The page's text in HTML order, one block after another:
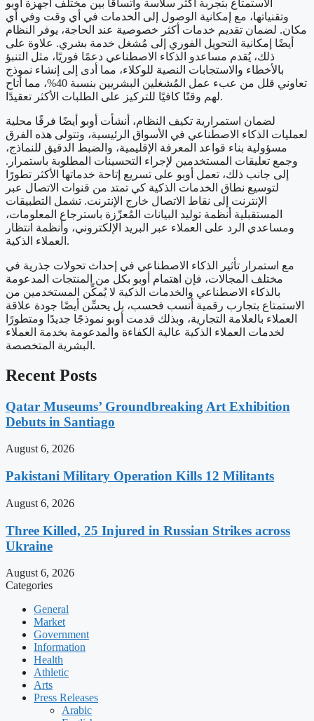
الاستمتاع بتجربة أكثر سلاسة واتساقًا بين مختلف أجهزة أوبو
وتقنياتها، مع إمكانية الوصول إلى الخدمات في أي وقت وفي أي
مكان. لضمان تقديم خدمات أكثر خصوصية عند الحاجة، يوفر النظام
أيضًا إمكانية التحويل الفوري إلى مُشغل خدمة بشري. علاوة على
ذلك، يُقدم مساعدو الذكاء الاصطناعي دعمًا فوريًا، مثل التنبؤ
بالأخطاء والاستجابات النصية للوكلاء، مما أدى إلى إنشاء نموذج
تعاوني قلل من عبء عمل المُشغلين البشريين بنسبة 40%، مما أتاح
لهم وقتًا كافيًا للتركيز على الطلبات الأكثر تعقيدًا.
لضمان استمرارية تكيف النظام، أنشأت أوبو أيضًا فرقًا محلية
لعمليات الذكاء الاصطناعي في الأسواق الرئيسية، وتتولى هذه الفرق
مسؤولية بناء قواعد المعرفة الإقليمية، والضبط الدقيق للنماذج،
وجمع تعليقات المستخدمين لإجراء التحسينات المطلوبة باستمرار.
إلى جانب ذلك، تعمل أوبو على تسريع إتاحة خدماتها الأكثر تطورًا
لتوسيع نطاق الخدمات الذكية كي تمتد من قنوات الاتصال عبر
الإنترنت إلى نقاط الاتصال خارج الإنترنت. تشمل التطبيقات
المستقبلية أنظمة توليد البيانات المُعزّزة باسترجاع المعلومات،
ومساعدي الرد على العملاء عبر البريد الإلكتروني، وأنظمة انتظار
العملاء الذكية.
مع استمرار تأثير الذكاء الاصطناعي في إحداث تحولات جذرية في
مختلف المجالات، فإن اهتمام أوبو بكل من المنتجات المدعومة
بالذكاء الاصطناعي والخدمات الذكية لا يُمكِّن المستخدمين من
الاستمتاع بتجارب رقمية أنسب فحسب، بل يحسِّن أيضًا جودة علاقة
العملاء بالعلامة التجارية، وبذلك قدمت أوبو نموذجًا جديدًا ومتطورًا
لخدمات العملاء الذكية عالية الكفاءة والمدعومة بخدمة العملاء
البشرية المتخصصة.
Recent Posts
Qatar Museums’ Groundbreaking Art Exhibition
Debuts in Santiago
August 6, 2026
Pakistani Military Operation Kills 12 Militants
August 6, 2026
Three Killed, 25 Injured in Russian Strikes across
Ukraine
August 6, 2026
Categories
General
Market
Government
Information
Health
Athletic
Arts
Press Releases
Arabic